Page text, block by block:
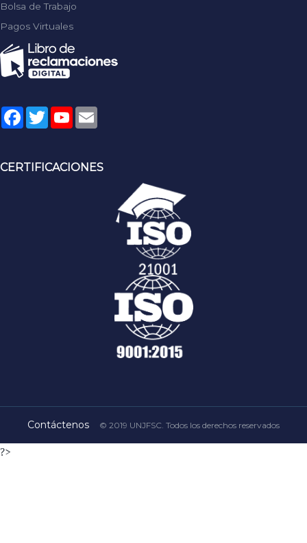
Bolsa de Trabajo
Pagos Virtuales
Facebook
TwitterYouTube
CERTIFICACIONES
Contáctenos © 2019 UNJFSC. Todos los derechos reservados
?>